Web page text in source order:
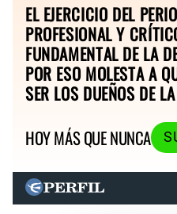
EL EJERCICIO DEL
PROFESIONAL Y
FUNDAMENTAL DE LA
POR ESO MOLESTA A
SER LOS DUEÑOS DE
HOY MÁS QUE NUNCA